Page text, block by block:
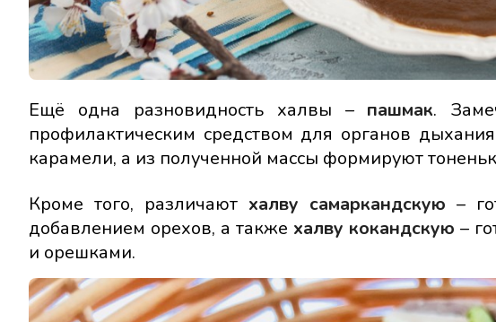
Ещё одна разновидность халвы – пашмак.
профилактическим средством для органов
карамели, а из полученной массы формируют
Кроме того, различают халву самаркандскую –
добавлением орехов, а также халву кокандскую –
и орешками.